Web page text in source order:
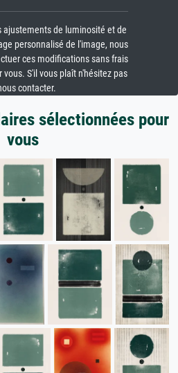
ajustements de luminosité et de
personnalisé de l'image, nous
ces modifications sans frais
S'il vous plaît n'hésitez pas
contacter.
sélectionnées pour
vous